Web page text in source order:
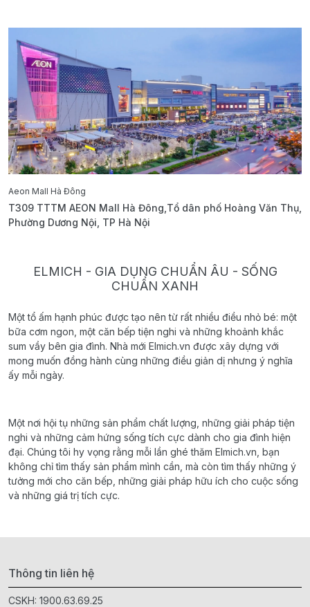
Aeon Mall Hà Đông
T309 TTTM AEON Mall Hà Đông,Tổ dân phố Hoàng Văn Thụ,
Phường Dương Nội, TP Hà Nội
ELMICH - GIA DỤNG CHUẨN ÂU - SỐNG
CHUẨN XANH
Một tổ ấm hạnh phúc được tạo nên từ rất nhiều điều nhỏ bé: một
bữa cơm ngon, một căn bếp tiện nghi và những khoảnh khắc
sum vầy bên gia đình. Nhà mới Elmich.vn được xây dựng với
mong muốn đồng hành cùng những điều giản dị nhưng ý nghĩa
ấy mỗi ngày.
Một nơi hội tụ những sản phẩm chất lượng, những giải pháp tiện
nghi và những cảm hứng sống tích cực dành cho gia đình hiện
đại. Chúng tôi hy vọng rằng mỗi lần ghé thăm Elmich.vn, bạn
không chỉ tìm thấy sản phẩm mình cần, mà còn tìm thấy những ý
tưởng mới cho căn bếp, những giải pháp hữu ích cho cuộc sống
và những giá trị tích cực.
Thông tin liên hệ
CSKH: 1900.63.69.25